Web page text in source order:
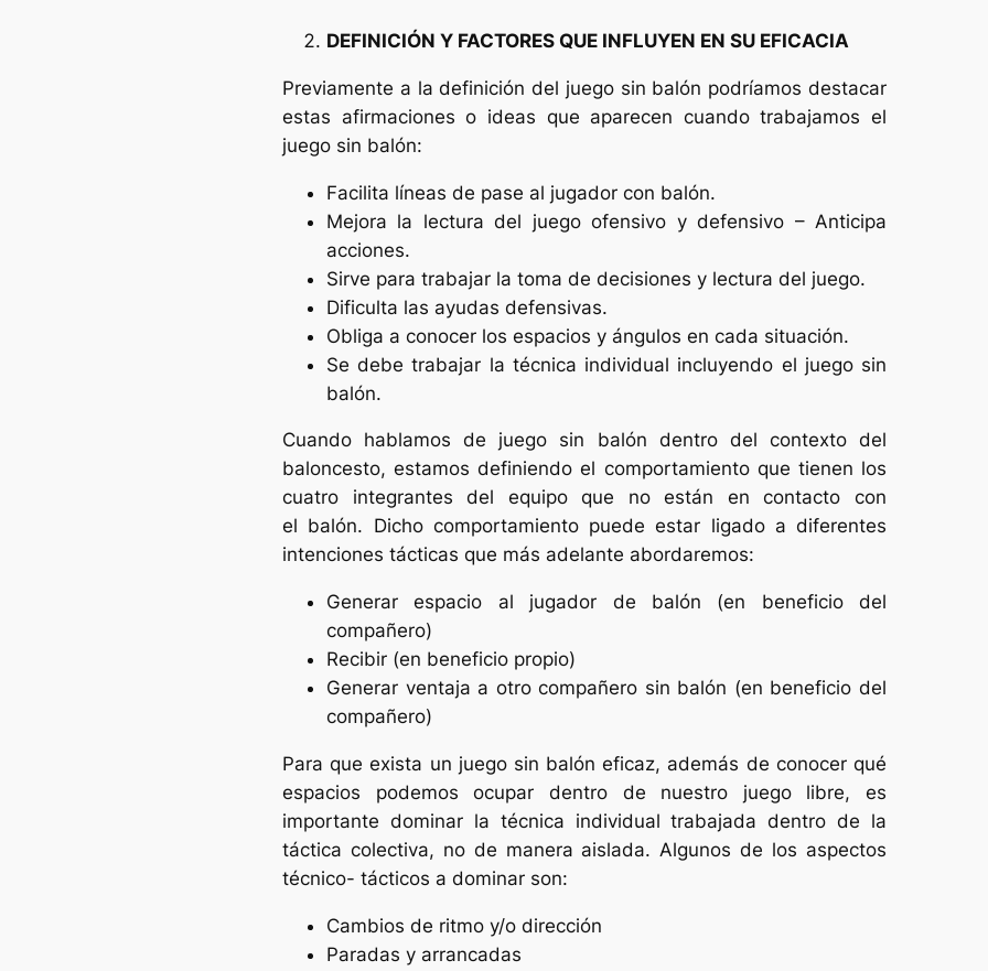
DEFINICIÓN Y FACTORES QUE INFLUYEN EN SU EFICACIA
Previamente a la definición del juego sin balón podríamos destacar
estas afirmaciones o ideas que aparecen cuando trabajamos el
juego sin balón:
Facilita líneas de pase al jugador con balón.
Mejora la lectura del juego ofensivo y defensivo – Anticipa
acciones.
Sirve para trabajar la toma de decisiones y lectura del juego.
Dificulta las ayudas defensivas.
Obliga a conocer los espacios y ángulos en cada situación.
Se debe trabajar la técnica individual incluyendo el juego sin
balón.
Cuando hablamos de juego sin balón dentro del contexto del
baloncesto, estamos definiendo el comportamiento que tienen los
cuatro integrantes del equipo que no están en contacto con
el balón. Dicho comportamiento puede estar ligado a diferentes
intenciones tácticas que más adelante abordaremos:
Generar espacio al jugador de balón (en beneficio del
compañero)
Recibir (en beneficio propio)
Generar ventaja a otro compañero sin balón (en beneficio del
compañero)
Para que exista un juego sin balón eficaz, además de conocer qué
espacios podemos ocupar dentro de nuestro juego libre, es
importante dominar la técnica individual trabajada dentro de la
táctica colectiva, no de manera aislada. Algunos de los aspectos
técnico- tácticos a dominar son:
Cambios de ritmo y/o dirección
Paradas y arrancadas